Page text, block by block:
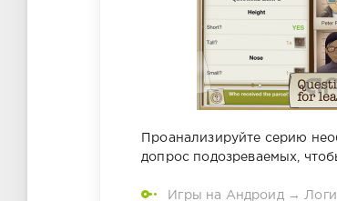
Проанализируйте серию
допрос подозреваемых,
Игры на Андроид →